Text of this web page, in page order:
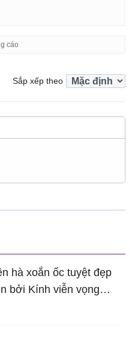
Sắp xếp theo
hà xoắn ốc tuyệt đẹp
bởi Kính viễn vọng